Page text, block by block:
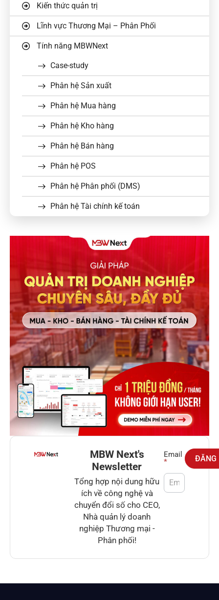
Kiến thức quản trị
Lĩnh vực Thương Mại – Phân Phối
Tính năng MBWNext
Case-study
Phân hệ Sản xuất
Phân hệ Mua hàng
Phân hệ Kho hàng
Phân hệ Bán hàng
Phân hệ POS
Phân hệ Phân phối (DMS)
Phân hệ Tài chính kế toán
MBW Next's
Newsletter
Tổng hợp nội dung hữu
ích về công nghệ và
chuyển đổi số cho CEO,
Nhà quản lý doanh
nghiệp Thương mại -
Phân phối!
Newsletter
Email
*
ĐĂNG